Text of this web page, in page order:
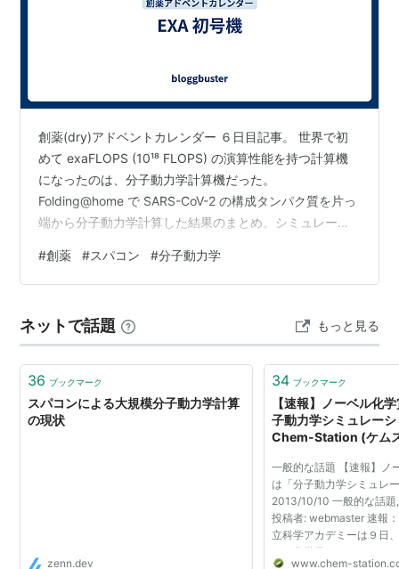
創薬(dry)アドベントカレンダー ６日目記事。 世界で初
めて exaFLOPS (10¹⁸ FLOPS) の演算性能を持つ計算機
になったのは、分子動力学計算機だった。
Folding@home で SARS-CoV-2 の構成タンパク質を片っ
端から分子動力学計算した結果のまとめ。シミュレーシ
CoV-2 simulations go exascale to predict dramatic
spike opening and cryptic pockets across the
#創薬 #スパコン #分子動力学
ネットで話題 もっと見る
36 ブックマーク
スパコンによる大規模分子動力学計算
の現状
zenn.dev
34 ブックマーク
【速報】ノーベル化
子動力学シミュレー
Chem-Station (ケム
一般的な話題 【速報】ノ
は「分子動力学シミュレ
2013/10/10 一般的な話題
投稿者: webmaster 速報
立科学アカデミーは９日
ベル化学賞のをマーティ
www.chem-